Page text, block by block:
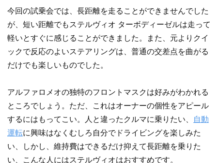
今回の試乗会では、長距離を走ることができませんでした
が、短い距離でもステルヴィオ ターボディーゼルは走って
軽いとすぐに感じることができました。また、元よりクイ
ックで反応のよいステアリングは、普通の交差点を曲がる
だけでも楽しいものでした。
アルファロメオの独特のフロントマスクは好みがわかれる
ところでしょう。ただ、これはオーナーの個性をアピール
するにはもってこい。人と違ったクルマに乗りたい、
自動
運転に興味はなくむしろ自分でドライビングを楽しみた
い、しかし、維持費はできるだけ抑えて長距離を乗りた
い、こんな人にはステルヴィオはおすすめです。